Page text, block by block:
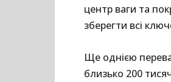
центр ваги та
зберегти всі
Ще однією
близько 200